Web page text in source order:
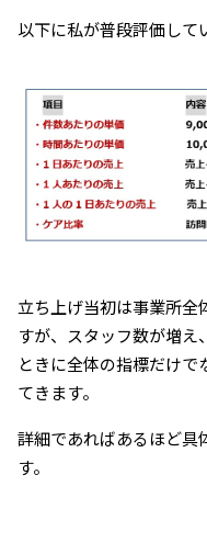
以下に私が普段評価して
立ち上げ当初は事業所全
すが、スタッフ数が増
ときに全体の指標だけ
てきます。
詳細であればあるほど具
す。